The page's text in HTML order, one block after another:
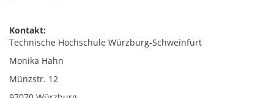
Kontakt:
Technische Hochschule Würzburg-Schweinfurt
Monika Hahn
Münzstr. 12